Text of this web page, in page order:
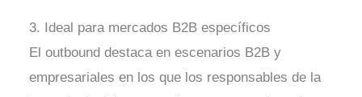
3. Ideal para mercados B2B específicos
El outbound destaca en escenarios B2B y
empresariales en los que los responsables de la